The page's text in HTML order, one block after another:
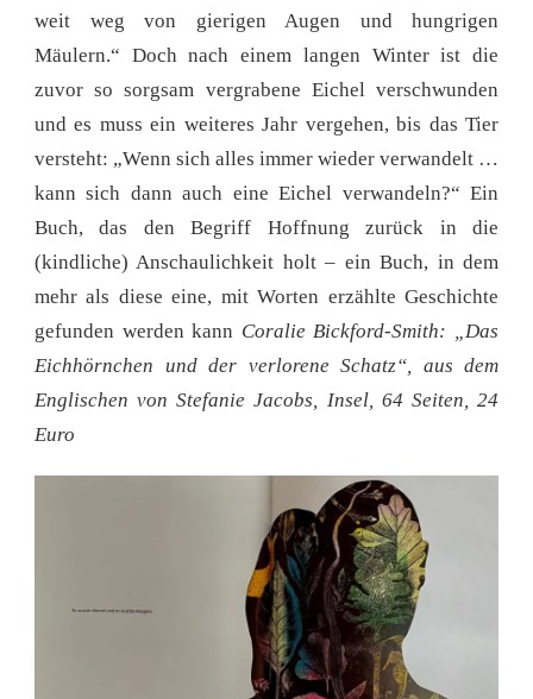
weit weg von gierigen Augen und hungrigen
Mäulern.“ Doch nach einem langen Winter ist die
zuvor so sorgsam vergrabene Eichel verschwunden
und es muss ein weiteres Jahr vergehen, bis das Tier
versteht: „Wenn sich alles immer wieder verwandelt …
kann sich dann auch eine Eichel verwandeln?“ Ein
Buch, das den Begriff Hoffnung zurück in die
(kindliche) Anschaulichkeit holt – ein Buch, in dem
mehr als diese eine, mit Worten erzählte Geschichte
gefunden werden kann Coralie Bickford-Smith: „Das
Eichhörnchen und der verlorene Schatz“, aus dem
Englischen von Stefanie Jacobs, Insel, 64 Seiten, 24
Euro